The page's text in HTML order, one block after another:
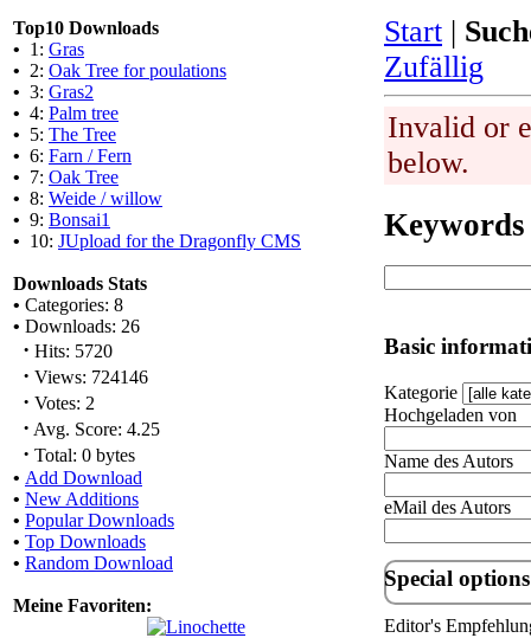
Top10 Downloads
• 1: Gras
• 2: Oak Tree for poulations
• 3: Gras2
• 4: Palm tree
• 5: The Tree
• 6: Farn / Fern
• 7: Oak Tree
• 8: Weide / willow
• 9: Bonsai1
• 10: JUpload for the Dragonfly CMS
Downloads Stats
• Categories: 8
• Downloads: 26
· Hits: 5720
· Views: 724146
· Votes: 2
· Avg. Score: 4.25
· Total: 0 bytes
• Add Download
• New Additions
• Popular Downloads
• Top Downloads
• Random Download
Meine Favoriten:
Start |
Zufällig
Invalid or
below.
Keywords
Basic
Kategorie
Hochgeladen von
Name des Autors
eMail des Autors
Special options
Editor's